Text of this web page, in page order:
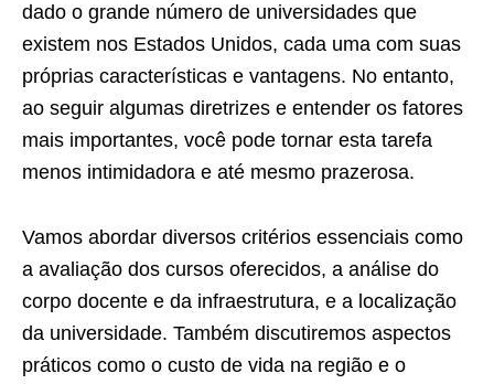
dado o grande número de universidades que
existem nos Estados Unidos, cada uma com suas
próprias características e vantagens. No entanto,
ao seguir algumas diretrizes e entender os fatores
mais importantes, você pode tornar esta tarefa
menos intimidadora e até mesmo prazerosa.
Vamos abordar diversos critérios essenciais como
a avaliação dos cursos oferecidos, a análise do
corpo docente e da infraestrutura, e a localização
da universidade. Também discutiremos aspectos
práticos como o custo de vida na região e o